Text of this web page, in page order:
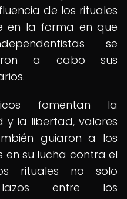
de los rituales
en la forma en que
se
a cabo sus
fomentan la
la libertad, valores
guiaron a los
en su lucha contra el
rituales no solo
entre los